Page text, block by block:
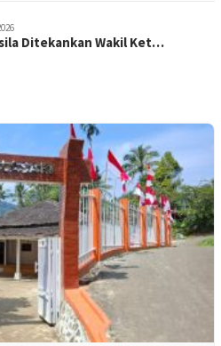
Ditekankan Wakil Ket…